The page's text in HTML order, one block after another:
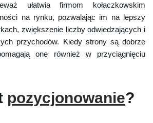
ułatwia firmom kołaczkowskim
na rynku, pozwalając im na lepszy
zwiększenie liczby odwiedzających i
przychodów. Kiedy strony są dobrze
one również w przyciągnięciu
pozycjonowanie?